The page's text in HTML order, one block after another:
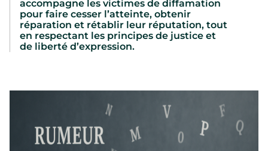
accompagne les victimes de diffamation
pour faire cesser l’atteinte, obtenir
réparation et rétablir leur réputation, tout
en respectant les principes de justice et
de liberté d’expression.